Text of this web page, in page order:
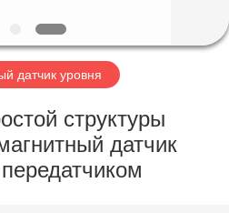
датчик уровня
структуры
датчик